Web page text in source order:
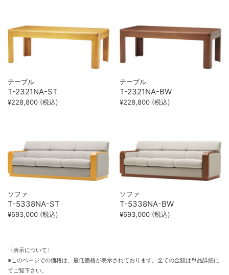
テーブル
T-2321NA-ST
¥228,800 (税込)
テーブル
T-2321NA-BW
¥228,800 (税込)
ソファ
T-5338NA-ST
¥693,000 (税込)
ソファ
T-5338NA-BW
¥693,000 (税込)
〈表示について〉
※このページでの価格は、最低価格が表示されております。全ての金額は単品詳細に
てご覧下さい。